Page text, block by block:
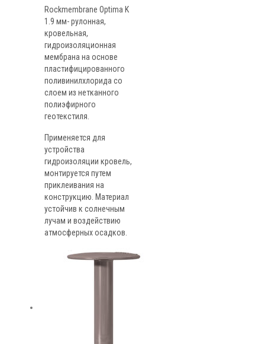
Rockmembrane Optima K
1.9 мм- рулонная,
кровельная,
гидроизоляционная
мембрана на основе
пластифицированного
поливинилхлорида со
слоем из нетканного
полиэфирного
геотекстиля.
Применяется для
устройства
гидроизоляции кровель,
монтируется путем
приклеивания на
конструкцию. Материал
устойчив к солнечным
лучам и воздействию
атмосферных осадков.